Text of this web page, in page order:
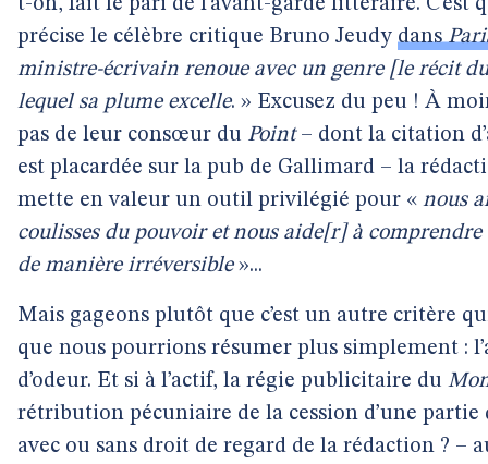
t-on, fait le pari de l’avant-garde littéraire. C’est
précise le célèbre critique Bruno Jeudy dans
ministre-écrivain renoue avec un genre [le récit
lequel sa plume excelle. » Excusez du peu ! À
pas de leur consœur du Point– dont la citation
est placardée sur la pub de Gallimard – la
mette en valeur un outil privilégié pour « nous
coulisses du pouvoir et nous aide[r] à comprendre
de manière irréversible»...
Mais gageons plutôt que c’est un autre critère
que nous pourrions résumer plus simplement :
d’odeur. Et si à l’actif, la régie publicitaire du
rétribution pécuniaire de la cession d’une
avec ou sans droit de regard de la rédaction ? –